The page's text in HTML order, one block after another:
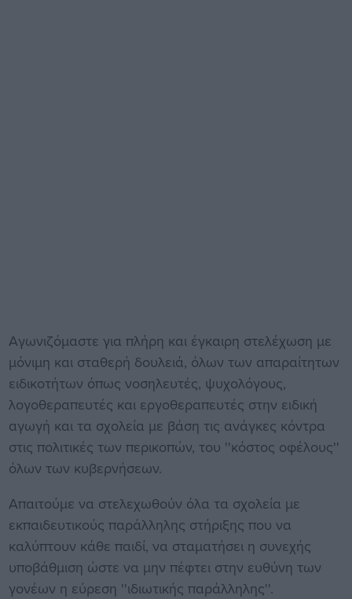
Αγωνιζόμαστε για πλήρη και έγκαιρη στελέχωση με
μόνιμη και σταθερή δουλειά, όλων των απαραίτητων
ειδικοτήτων όπως νοσηλευτές, ψυχολόγους,
λογοθεραπευτές και εργοθεραπευτές στην ειδική
αγωγή και τα σχολεία με βάση τις ανάγκες κόντρα
στις πολιτικές των περικοπών, του ''κόστος οφέλους''
όλων των κυβερνήσεων.
Απαιτούμε να στελεχωθούν όλα τα σχολεία με
εκπαιδευτικούς παράλληλης στήριξης που να
καλύπτουν κάθε παιδί, να σταματήσει η συνεχής
υποβάθμιση ώστε να μην πέφτει στην ευθύνη των
γονέων η εύρεση ''ιδιωτικής παράλληλης''.